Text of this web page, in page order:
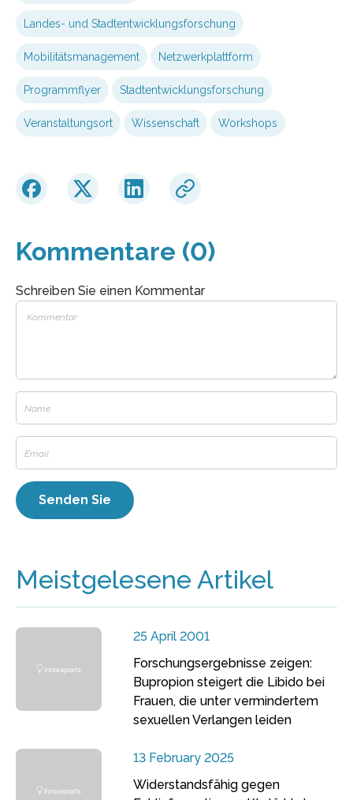
Landes- und Stadtentwicklungsforschung
Mobilitätsmanagement Netzwerkplattform
Programmflyer Stadtentwicklungsforschung
Veranstaltungsort Wissenschaft Workshops
Kommentare (0)
Schreiben Sie einen Kommentar
Meistgelesene Artikel
25 April 2001
Forschungsergebnisse zeigen:
Bupropion steigert die Libido bei
Frauen, die unter vermindertem
sexuellen Verlangen leiden
13 February 2025
Widerstandsfähig gegen